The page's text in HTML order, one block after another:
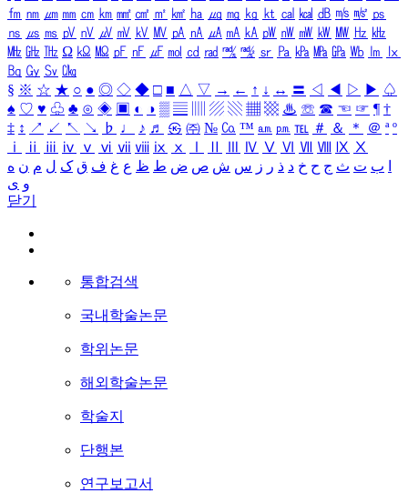
㎙ ㎚ ㎛ ㎜ ㎝ ㎞ ㎟ ㎠ ㎡ ㎢ ㏊ ㎍ ㎎ ㎏ ㏏ ㎈ ㎉ ㏈ ㎧ ㎨ ㎰
㎱ ㎲ ㎳ ㎴ ㎵ ㎶ ㎷ ㎸ ㎹ ㎀ ㎁ ㎂ ㎃ ㎄ ㎺ ㎻ ㎽ ㎾ ㎿ ㎐ ㎑
㎒ ㎓ ㎔ Ω ㏀ ㏁ ㎊ ㎋ ㎌ ㏖ ㏅ ㎭ ㎮ ㎯ ㏛ ㎩ ㎪ ㎫ ㎬ ㏝ ㏐
㏓
㏃ ㏉ ㏜ ㏆
§ ※ ☆ ★ ○ ● ◎ ◇ ◆ □ ■ △ ▽ → ← ↑ ↓ ↔ 〓 ◁ ◀ ▷ ▶ ♤
♠ ♡ ♥ ♧ ♣ ⊙ ◈ ▣ ◐ ◑ ▒ ▤ ▨ ▧ ▦ ▩ ♨ ☏ ☎ ☜ ☞ ¶ †
‡ ↕ ↗ ↙ ↖ ↘ ♭ ♩ ♪ ♬ ㉿ ㈜ № ㏇ ™ ㏂ ㏘ ℡ ＃ ＆ ＊ ＠ ª º
ⅰ
ⅱ ⅲ ⅳ ⅴ ⅵ ⅶ ⅷ ⅸ ⅹ Ⅳ Ⅴ Ⅵ Ⅶ Ⅷ Ⅸ Ⅹ
ب ت ث ج ح خ د ذ ر ز س ش ص ض ط ظ ع غ ف ق ک ل م ن ه
و ی
닫기
통합검색
국내학술논문
학위논문
해외학술논문
학술지
단행본
연구보고서